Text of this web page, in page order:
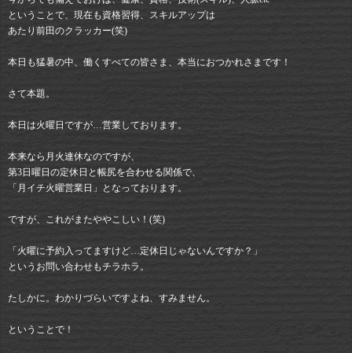
ということで、現在も資格習得、スキルアップは
あたり前田のクラッカー(笑)
本日も猛暑の中、働くすべての皆さま、本当におつかれさまです！
さて本題。
本日は火曜日ですが…営業しております。
本来なら月火連休なのですが、
第3日曜日の定休日と帳尻を合わせる関係で、
「月イチ火曜営業日」となっております。
ですが、これがまたややこしい！(笑)
「火曜に予約入ってますけど…定休日じゃないんですか？」
というお問い合わせもチラホラ。
たしかに。わかりづらいですよね、すみません。
ということで！